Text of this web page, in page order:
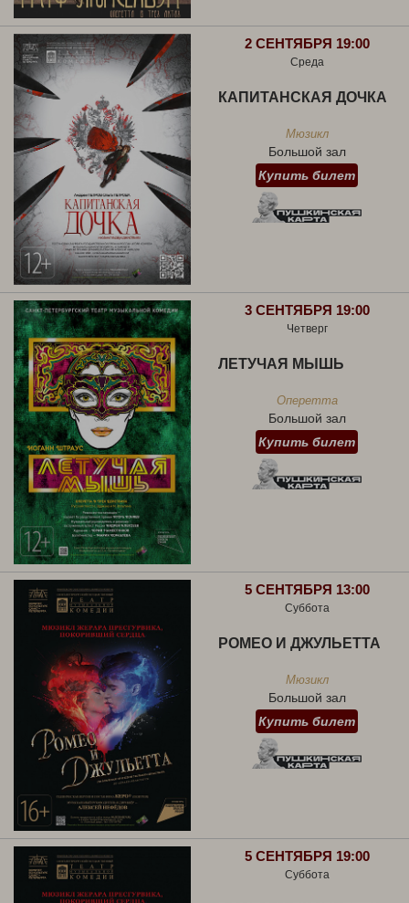
2 СЕНТЯБРЯ 19:00
Среда
КАПИТАНСКАЯ ДОЧКА
Мюзикл
Большой зал
Купить билет
3 СЕНТЯБРЯ 19:00
Четверг
ЛЕТУЧАЯ МЫШЬ
Оперетта
Большой зал
Купить билет
5 СЕНТЯБРЯ 13:00
Суббота
РОМЕО И ДЖУЛЬЕТТА
Мюзикл
Большой зал
Купить билет
5 СЕНТЯБРЯ 19:00
Суббота